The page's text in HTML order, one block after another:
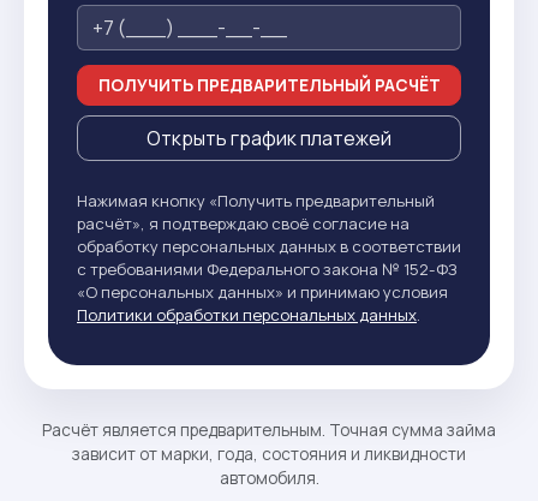
ПОЛУЧИТЬ ПРЕДВАРИТЕЛЬНЫЙ РАСЧЁТ
Открыть график платежей
Нажимая кнопку «Получить предварительный
расчёт», я подтверждаю своё согласие на
обработку персональных данных в соответствии
с требованиями Федерального закона № 152-ФЗ
«О персональных данных» и принимаю условия
Политики обработки персональных данных.
Расчёт является предварительным. Точная сумма займа
зависит от марки, года, состояния и ликвидности
автомобиля.